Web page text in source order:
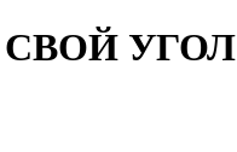
- СВОЙ УГОЛ